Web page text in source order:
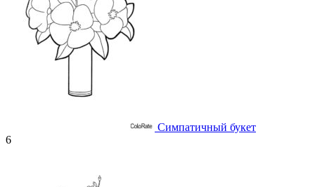
Симпатичный букет
6